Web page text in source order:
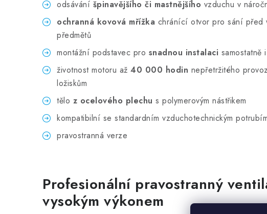
odsávání špinavějšího či mastnějšího vzduchu v
ochranná kovová mřížka chránící otvor pro sání před
předmětů
montážní podstavec pro snadnou instalaci samostatně
životnost motoru až 40 000 hodin nepřetržitého
ložiskům
tělo z ocelového plechu s polymerovým nástřikem
kompatibilní se standardním vzduchotechnickým
pravostranná verze
Profesionální pravostranný
vysokým výkonem